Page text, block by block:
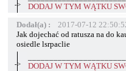
->
DODAJ W TYM WĄTKU
Dodał(a) :
2017-07-12
Jak dojechać od ratusza na do
osiedle lsrpaclie
->
DODAJ W TYM WĄTKU